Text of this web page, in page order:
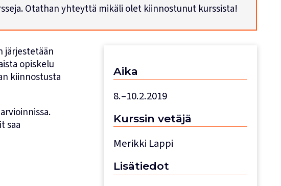
Otathan yhteyttä mikäli olet kiinnostunut kurssista!
järjestetään
opiskelu
kiinnostusta
saa
Aika
8.–10.2.2019
Kurssinvetäjä
Merikki Lappi
Lisätiedot